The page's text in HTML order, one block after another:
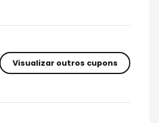
Visualizar outros cupons